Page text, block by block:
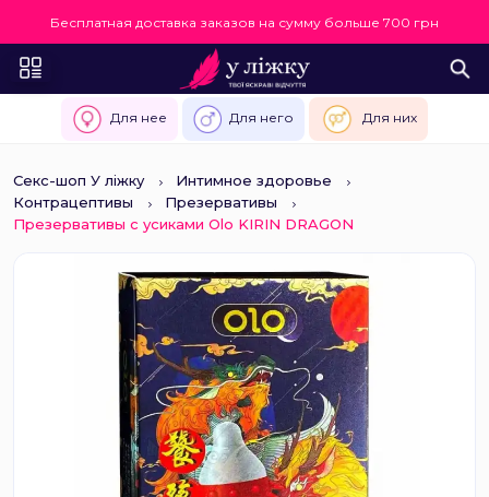
Бесплатная доставка заказов на сумму больше 700 грн
Для нее Для него Для них
Секс-шоп У ліжку
Интимное здоровье
Контрацептивы
Презервативы
Презервативы с усиками Olo KIRIN DRAGON